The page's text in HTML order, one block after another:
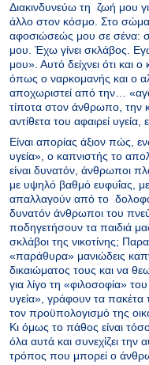
Διακινδυνεύω τη ζωή μου
άλλο στον κόσμο. Στο
αφοσιώσεώς μου σε σένα:
μου. Έχω γίνει σκλάβος.
μου». Αυτό δείχνει ότι και
όπως ο ναρκομανής και ο
αποχωριστεί από την…
τίποτα στον άνθρωπο, την
αντίθετα του αφαιρεί υγεία,
Είναι απορίας άξιον πώς,
υγεία», ο καπνιστής το
είναι δυνατόν, άνθρωποι
με υψηλό βαθμό ευφυΐας,
απαλλαγούν από το
δυνατόν άνθρωποι του
ποδηγετήσουν τα παιδιά
σκλάβοι της νικοτίνης;
«παράθυρα» μανιώδεις
δικαιώματος τους και να
για λίγο τη «φιλοσοφία»
υγεία», γράφουν τα πακέτα
τον προϋπολογισμό της
Κι όμως το πάθος είναι
όλα αυτά και συνεχίζει
τρόπος που μπορεί ο